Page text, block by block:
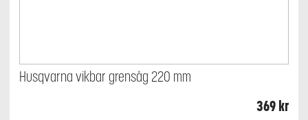
Husqvarna vikbar grensåg 220 mm
369kr